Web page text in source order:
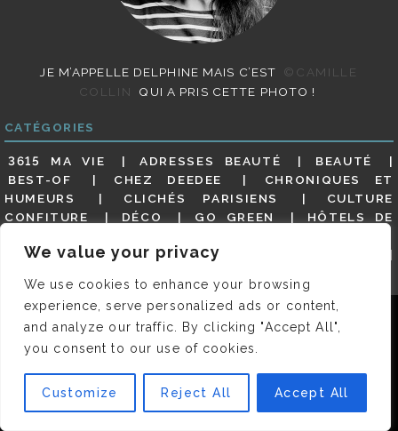
We value your privacy
We use cookies to enhance your browsing
experience, serve personalized ads or content,
and analyze our traffic. By clicking "Accept All",
you consent to our use of cookies.
Customize Reject All Accept All
JE M’APPELLE DELPHINE MAIS C’EST
©CAMILLE
COLLIN
QUI A PRIS CETTE PHOTO !
CATÉGORIES
3615 MA VIE ADRESSES BEAUTÉ
BEAUTÉ
BEST-OF
CHEZ DEEDEE
CHRONIQUES ET
HUMEURS
CLICHÉS PARISIENS
CULTURE
CONFITURE
DÉCO GO GREEN
HÔTELS DE
PARISIENNES
LIFESTYLE
(BUT GOODIES)
PAR ICI LE MAGOT !
PARIS CITY-
GUIDE
PARIS EN PHOTOS
RESTAURANTS
REVUE DE PRESSE DÉTAILLÉE, SIOU PLAIT
SALONS
DE THÉ
SHOPPING VIDÉOS
© 2026 DEEDEE | TOUS DROITS RÉSERVÉS. DESIGNED BY
Nous utilisons des cookies pour vous garantir la meilleure
expérience sur notre site. Si vous continuez à utiliser ce
dernier, nous considérerons que vous acceptez l'utilisation des
cookies.
OK